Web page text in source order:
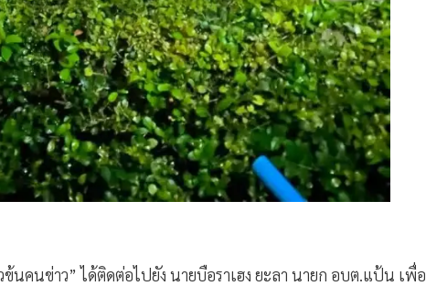
นคนข่าว” ได้ติดต่อไปยัง นายบือราเฮง ยะลา นายก อบต.แป้น เพื่อ